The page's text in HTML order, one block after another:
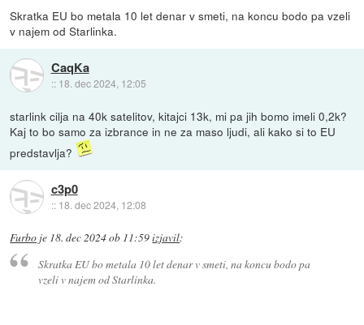
Skratka EU bo metala 10 let denar v smeti, na koncu bodo pa vzeli
v najem od Starlinka.
CaqKa
:: 18. dec 2024, 12:05
starlink cilja na 40k satelitov, kitajci 13k, mi pa jih bomo imeli 0,2k?
Kaj to bo samo za izbrance in ne za maso ljudi, ali kako si to EU
predstavlja?
c3p0
:: 18. dec 2024, 12:08
Furbo je 18. dec 2024 ob 11:59izjavil:
Skratka EU bo metala 10 let denar v smeti, na koncu bodo pa
vzeli v najem od Starlinka.